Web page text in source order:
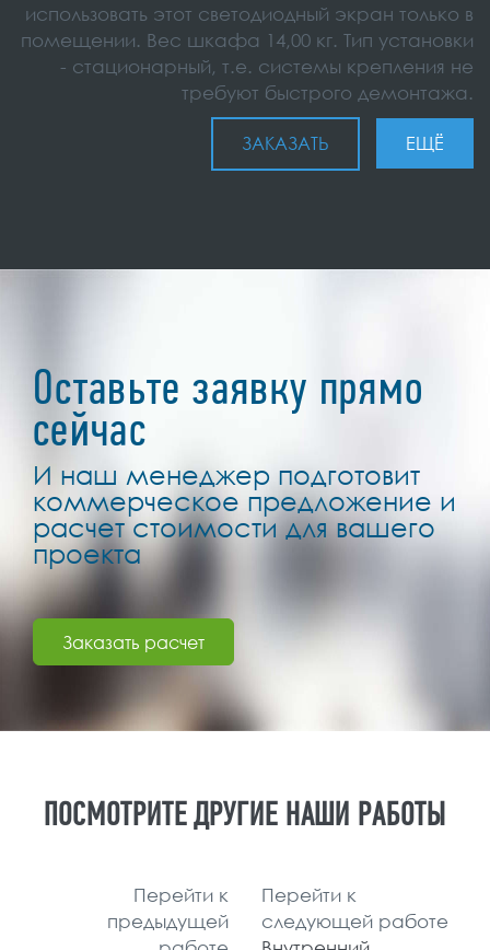
использовать этот светодиодный экран только в
помещении. Вес шкафа 14,00 кг. Тип установки
- стационарный, т.е. системы крепления не
требуют быстрого демонтажа.
ЗАКАЗАТЬ ЕЩЁ
Оставьте заявку прямо
сейчас
И наш менеджер подготовит
коммерческое предложение и
расчет стоимости для вашего
проекта
Заказать расчет
ПОСМОТРИТЕ ДРУГИЕ НАШИ РАБОТЫ
Перейти к
предыдущей
Перейти к
следующей работе